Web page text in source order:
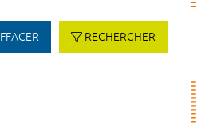
RECHERCHER